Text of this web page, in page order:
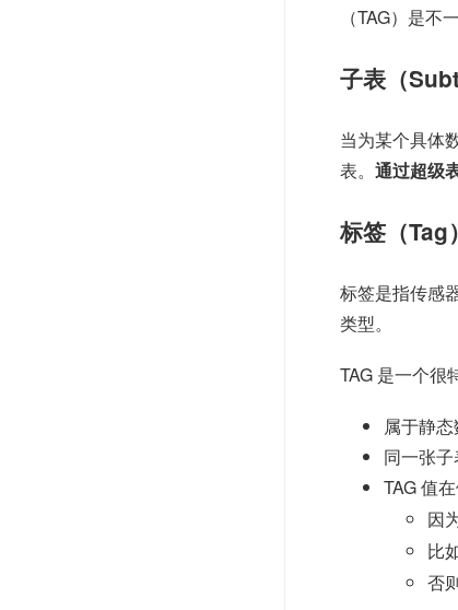
（TAG）是不
子表（
当为某个具体
表。 通过超级
标签（Tag）
标签是指传感
类型。
TAG 是一个很
属于静
同一张子
TAG 值
因
比
否